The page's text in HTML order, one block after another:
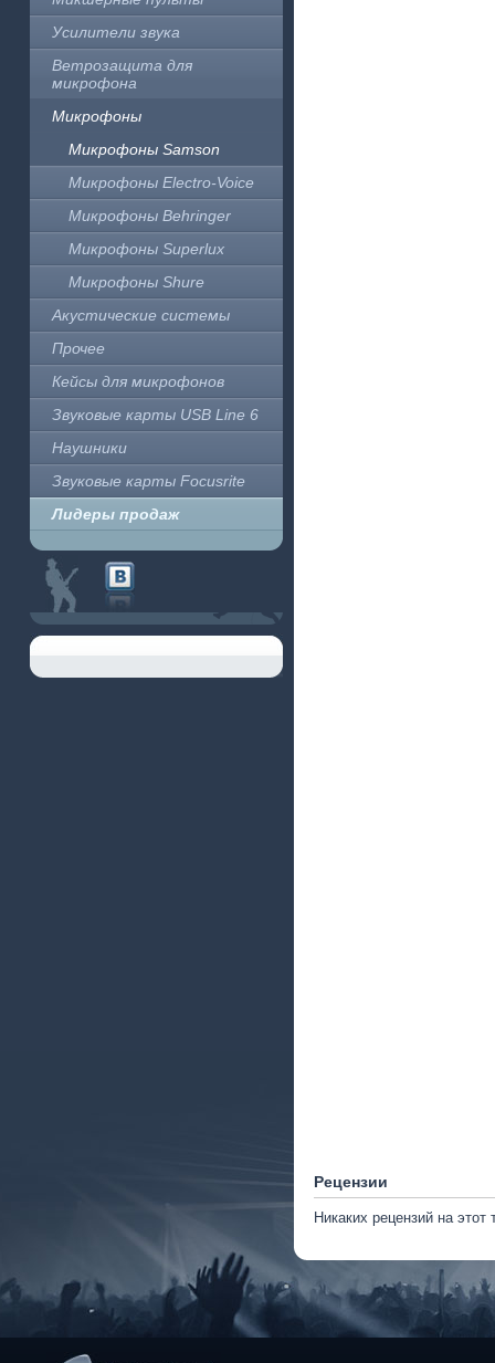
Усилители звука
Ветрозащита для
микрофона
Микрофоны
Микрофоны Samson
Микрофоны Electro-Voice
Микрофоны Behringer
Микрофоны Superlux
Микрофоны Shure
Акустические системы
Прочее
Кейсы для микрофонов
Звуковые карты USB Line 6
Наушники
Звуковые карты Focusrite
Лидеры продаж
Рецензии
Никаких рецензий на этот